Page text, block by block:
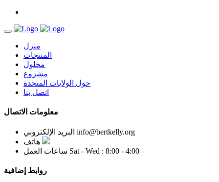
منزل
المنتجات
محلول
مشروع
حول الولايات المتحدة
اتصل بنا
معلومات الاتصال
البريد الإلكتروني info@bertkelly.org
هاتف
ساعات العمل Sat - Wed : 8:00 - 4:00
روابط إضافية